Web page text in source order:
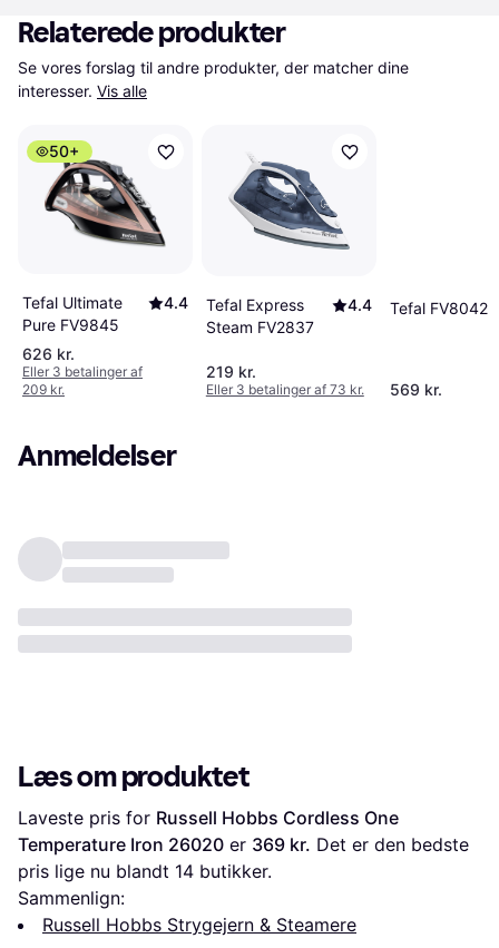
Relaterede produkter
Se vores forslag til andre produkter, der matcher dine
interesser. Vis alle
50+
Tefal Ultimate
Pure FV9845
4.4
626 kr.
Eller 3 betalinger af
209 kr.
Tefal Express
Steam FV2837
4.4
219 kr.
Eller 3 betalinger af 73 kr.
Tefal FV8042
569 kr.
Anmeldelser
Læs om produktet
Laveste pris for Russell Hobbs Cordless One
Temperature Iron 26020 er 369 kr. Det er den bedste
pris lige nu blandt 14 butikker.
Sammenlign:
Russell Hobbs Strygejern & Steamere